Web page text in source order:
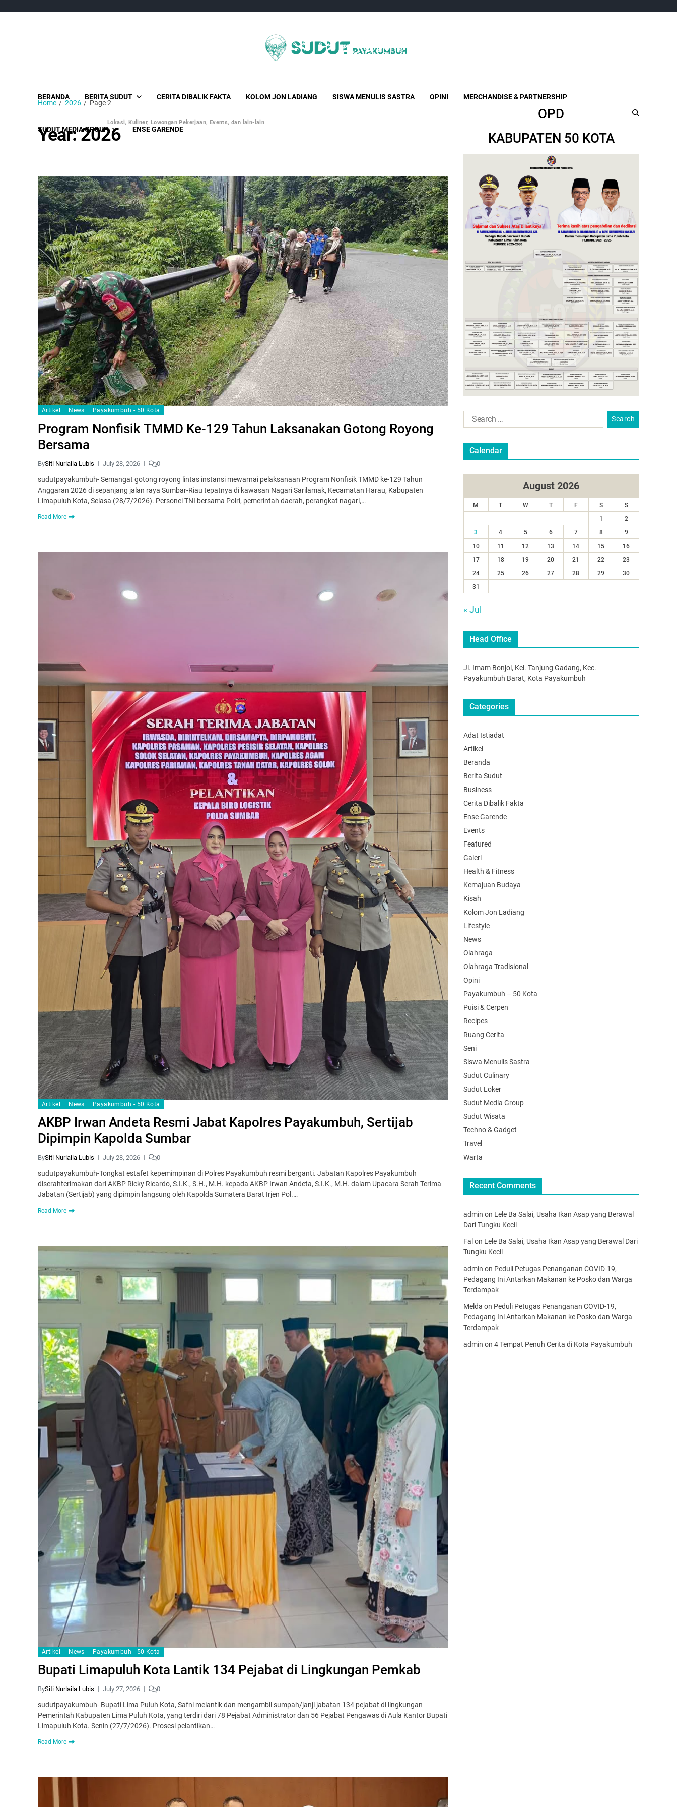
BERANDA BERITA SUDUT CERITA DIBALIK FAKTA KOLOM JON LADIANG SISWA MENULIS SASTRA OPINI MERCHANDISE & PARTNERSHIP
SUDUT MEDIA GROUP
Lokasi, Kuliner, Lowongan Pekerjaan, Events, dan lain-lain
ENSE GARENDE
Home 2026 Page 2
Year:2026
Artikel News Payakumbuh - 50 Kota
Program Nonfisik TMMD Ke-129 Tahun Laksanakan Gotong Royong
Bersama
BySiti Nurlaila Lubis July 28, 2026 0
sudutpayakumbuh- Semangat gotong royong lintas instansi mewarnai pelaksanaan Program Nonfisik TMMD ke-129 Tahun
Anggaran 2026 di sepanjang jalan raya Sumbar-Riau tepatnya di kawasan Nagari Sarilamak, Kecamatan Harau, Kabupaten
Limapuluh Kota, Selasa (28/7/2026). Personel TNI bersama Polri, pemerintah daerah, perangkat nagari,…
Read More
Artikel News Payakumbuh - 50 Kota
AKBP Irwan Andeta Resmi Jabat Kapolres Payakumbuh, Sertijab
Dipimpin Kapolda Sumbar
BySiti Nurlaila Lubis July 28, 2026 0
sudutpayakumbuh-Tongkat estafet kepemimpinan di Polres Payakumbuh resmi berganti. Jabatan Kapolres Payakumbuh
diserahterimakan dari AKBP Ricky Ricardo, S.I.K., S.H., M.H. kepada AKBP Irwan Andeta, S.I.K., M.H. dalam Upacara Serah Terima
Jabatan (Sertijab) yang dipimpin langsung oleh Kapolda Sumatera Barat Irjen Pol.…
Read More
Artikel News Payakumbuh - 50 Kota
Bupati Limapuluh Kota Lantik 134 Pejabat di Lingkungan Pemkab
BySiti Nurlaila Lubis July 27, 2026 0
sudutpayakumbuh- Bupati Lima Puluh Kota, Safni melantik dan mengambil sumpah/janji jabatan 134 pejabat di lingkungan
Pemerintah Kabupaten Lima Puluh Kota, yang terdiri dari 78 Pejabat Administrator dan 56 Pejabat Pengawas di Aula Kantor Bupati
Limapuluh Kota. Senin (27/7/2026). Prosesi pelantikan…
Read More
OPD
KABUPATEN 50 KOTA
Calendar
August 2026
M T W T F S
S
1
2
3
4 5 6 7 8
9
10
11 12 13 14 15
16
17
18 19 20 21 22
23
24
25 26 27 28 29
30
31
« Jul
Head Office
Jl. Imam Bonjol, Kel. Tanjung Gadang, Kec.
Payakumbuh Barat, Kota Payakumbuh
Categories
Adat Istiadat
Artikel
Beranda
Berita Sudut
Business
Cerita Dibalik Fakta
Ense Garende
Events
Featured
Galeri
Health & Fitness
Kemajuan Budaya
Kisah
Kolom Jon Ladiang
Lifestyle
News
Olahraga
Olahraga Tradisional
Opini
Payakumbuh – 50 Kota
Puisi & Cerpen
Recipes
Ruang Cerita
Seni
Siswa Menulis Sastra
Sudut Culinary
Sudut Loker
Sudut Media Group
Sudut Wisata
Techno & Gadget
Travel
Warta
Recent Comments
admin on Lele Ba Salai, Usaha Ikan Asap yang Berawal
Dari Tungku Kecil
Fal on Lele Ba Salai, Usaha Ikan Asap yang Berawal Dari
Tungku Kecil
admin on Peduli Petugas Penanganan COVID-19,
Pedagang Ini Antarkan Makanan ke Posko dan Warga
Terdampak
Melda on Peduli Petugas Penanganan COVID-19,
Pedagang Ini Antarkan Makanan ke Posko dan Warga
Terdampak
admin on 4 Tempat Penuh Cerita di Kota Payakumbuh